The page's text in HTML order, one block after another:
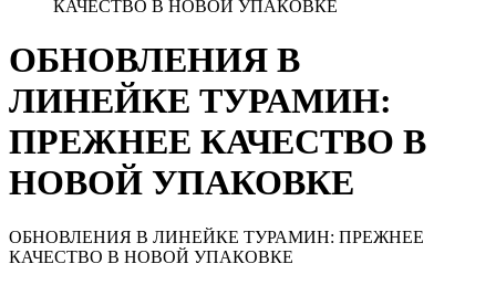
КАЧЕСТВО В НОВОЙ УПАКОВКЕ
ОБНОВЛЕНИЯ В
ЛИНЕЙКЕ ТУРАМИН:
ПРЕЖНЕЕ КАЧЕСТВО В
НОВОЙ УПАКОВКЕ
ОБНОВЛЕНИЯ В ЛИНЕЙКЕ ТУРАМИН: ПРЕЖНЕЕ
КАЧЕСТВО В НОВОЙ УПАКОВКЕ